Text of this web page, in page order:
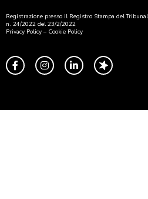
Registrazione presso il Registro Stampa del
n. 24/2022 del 23/2/2022
Privacy Policy – Cookie Policy